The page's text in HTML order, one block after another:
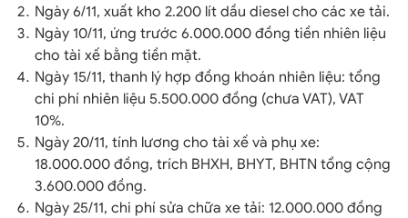
Ngày 6/11, xuất kho 2.200 lít dầu diesel cho các xe tải.
Ngày 10/11, ứng trước 6.000.000 đồng tiền nhiên liệu
cho tài xế bằng tiền mặt.
Ngày 15/11, thanh lý hợp đồng khoán nhiên liệu: tổng
chi phí nhiên liệu 5.500.000 đồng (chưa VAT), VAT
10%.
Ngày 20/11, tính lương cho tài xế và phụ xe:
18.000.000 đồng, trích BHXH, BHYT, BHTN tổng cộng
3.600.000 đồng.
Ngày 25/11, chi phí sửa chữa xe tải: 12.000.000 đồng